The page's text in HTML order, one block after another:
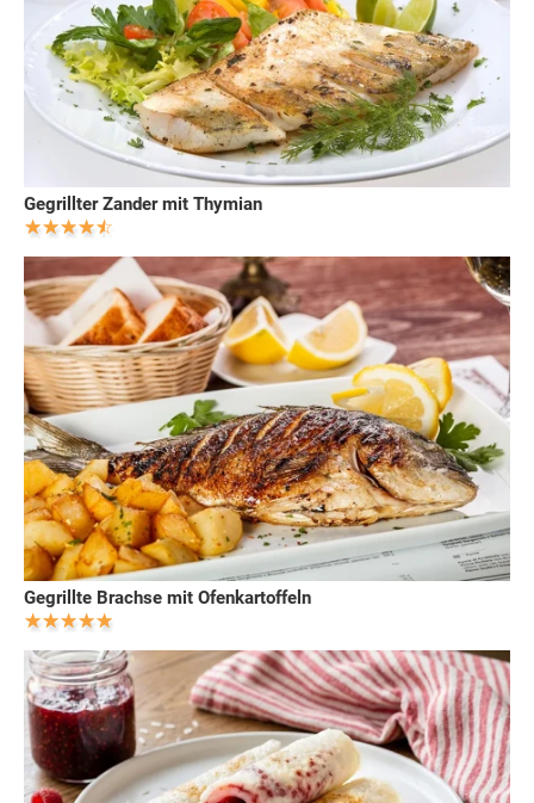
Gegrillter Zander mit Thymian
Gegrillte Brachse mit Ofenkartoffeln